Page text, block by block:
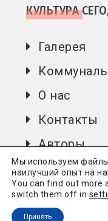
КУЛЬТУРА
Галерея
О нас
Контакты
Авторы
Культура
Мы используем
наилучший опыт на
You can find out more
switch them off in
Принять